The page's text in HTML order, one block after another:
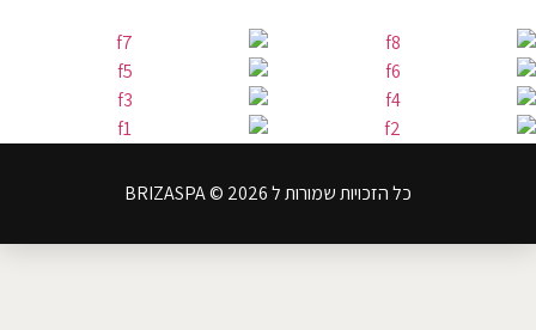
כל הזכויות שמורות ל BRIZASPA © 2026